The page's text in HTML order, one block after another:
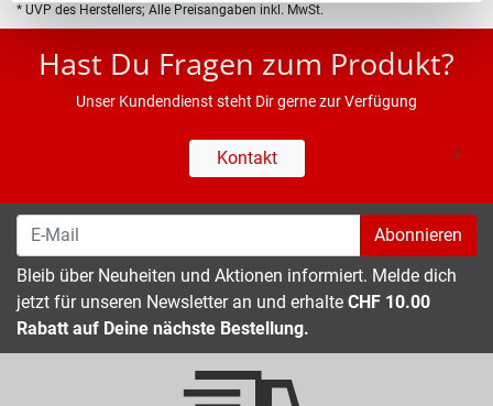
* UVP des Herstellers; Alle Preisangaben inkl. MwSt.
Hast Du Fragen zum Produkt?
Unser Kundendienst steht Dir gerne zur Verfügung
Kontakt
Abonnieren
Bleib über Neuheiten und Aktionen informiert. Melde dich
jetzt für unseren Newsletter an und erhalte CHF 10.00
Rabatt auf Deine nächste Bestellung.